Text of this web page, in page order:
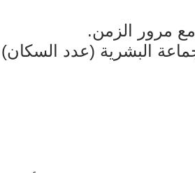
مع مرور الزمن.
البشرية (عدد السكان)